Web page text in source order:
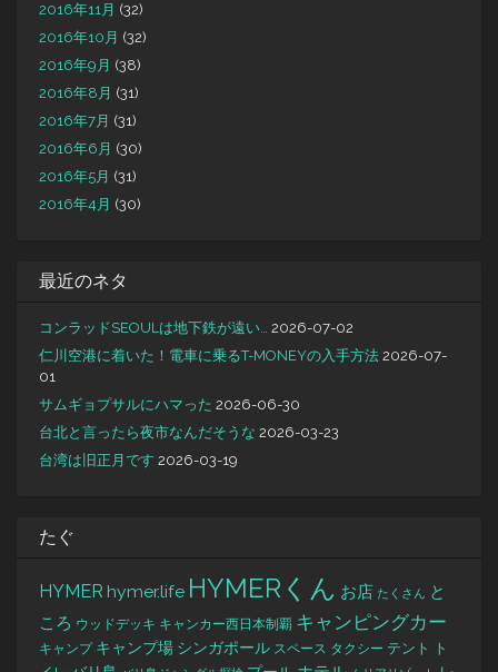
2016年11月 (32)
2016年10月 (32)
2016年9月 (38)
2016年8月 (31)
2016年7月 (31)
2016年6月 (30)
2016年5月 (31)
2016年4月 (30)
最近のネタ
コンラッドSEOULは地下鉄が遠い… 2026-07-02
仁川空港に着いた！電車に乗るT-MONEYの入手方法 2026-07-
01
サムギョプサルにハマった 2026-06-30
台北と言ったら夜市なんだそうな 2026-03-23
台湾は旧正月です 2026-03-19
たぐ
HYMER hymer.life HYMERくん お店 たくさん と
ころ ウッドデッキ キャンカー西日本制覇 キャンピングカー
キャンプ キャンプ場 シンガポール スペース タクシー テント
ト